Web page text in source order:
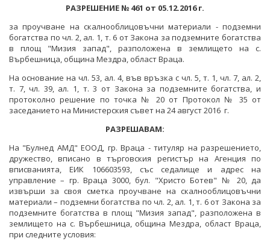
ПРОТОКОЛИ И ДРУГИ МАТЕРИАЛИ ОТ ЗАСЕДАНИЯТА
НА СЪВЕТА
РАЗСЕКРЕТЕНИ ДОГОВОРИ В ЕНЕРГЕТИКАТА
ПРЯКО ИЗЛЪЧВАНЕ НА ЗАСЕДАНИЯТА НА
ОБЩЕСТВЕНИЯ СЪВЕТ ПО ЕНЕРГЕТИКА
МЕЖДУНАРОДЕН ФОНД "КОЗЛОДУЙ"
ПРОЕКТИ ОТ ОБЩ ИНТЕРЕС
ДРУГИ ЗНАЧИМИ ПРОЕКТИ
ПРОГРАМА "ЕНЕРГИЙНА ЕФЕКТИВНОСТ И
ВЪЗОБНОВЯЕМА ЕНЕРГИЯ"
ЕНЕРГИЙНА ЕФЕКТИВНОСТ
ВЪЗОБНОВЯЕМИ ЕНЕРГИЙНИ ИЗТОЧНИЦИ
ХЪБ "ЕНЕРГИЙНИ ОБЩНОСТИ"
ХЪБ "ЕНЕРГИЙНИ ОБЩНОСТИ"
ГЕОТЕРМАЛНА ЛАБОРАТОРИЯ
ГЕОТЕРМАЛНА ЛАБОРАТОРИЯ
ЕНЕРГИЕН ПАЗАР
КРИТИЧНА ЕНЕРГИЙНА ИНФРАСТРУКТУРА
ЕДИНЕН ОРГАН ЗА УПРАВЛЕНИЕ НА ПОДЗЕМНИТЕ
БОГАТСТВА
РАЗРЕШЕНИЕ № 461 от 05.12.2016г.
за проучване на скалнооблицовъчни материали - подземни
богатства по чл. 2, ал. 1, т. 6 от Закона за подземните богатства
в площ "Мизия запад",
разположена в землището на с.
Върбешница, община Мездра, област Враца.
На основание на чл. 53, ал. 4, във връзка с чл. 5, т. 1, чл. 7, ал. 2,
т. 7, чл. 39, ал. 1, т. 3 от Закона за подземните богатства, и
протоколно решение по точка № 20 от Протокол № 35 от
заседанието на Министерския съвет на 24 август 2016 г.
РАЗРЕШАВАМ:
На "Булнед АМД" ЕООД, гр. Враца - титуляр на разрешението,
дружество, вписано в търговския регистър на Агенция по
вписванията, ЕИК 106603593, със седалище и адрес на
управление – гр. Враца 3000, бул. "Христо Ботев" № 20, да
извърши за своя сметка проучване на скалнооблицовъчни
материали – подземни богатства по чл. 2, ал. 1, т. 6 от Закона за
подземните богатства в площ "Мизия запад", разположена в
землището на с. Върбешница, община Мездра, област Враца,
при следните условия: